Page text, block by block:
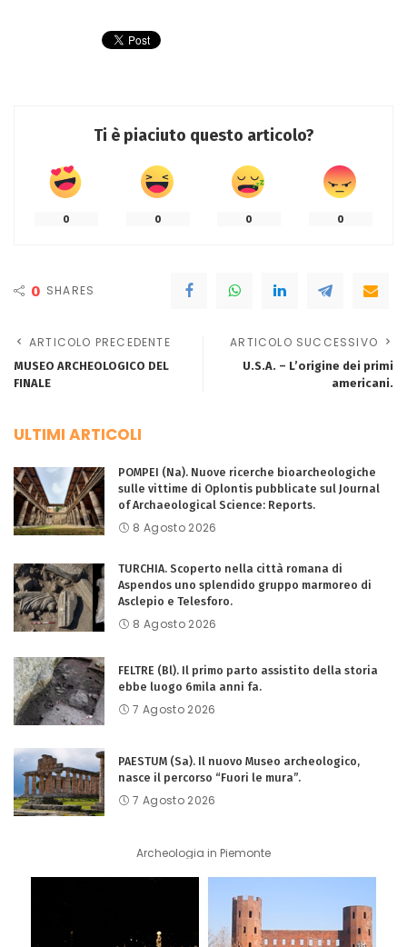
Ti è piaciuto questo articolo?
0 0 0 0
0 SHARES
ARTICOLO PRECEDENTE
MUSEO ARCHEOLOGICO DEL
FINALE
ARTICOLO SUCCESSIVO
U.S.A. – L’origine dei primi
americani.
ULTIMI ARTICOLI
POMPEI (Na). Nuove ricerche bioarcheologiche
sulle vittime di Oplontis pubblicate sul Journal
of Archaeological Science: Reports.
8 Agosto 2026
TURCHIA. Scoperto nella città romana di
Aspendos uno splendido gruppo marmoreo di
Asclepio e Telesforo.
8 Agosto 2026
FELTRE (Bl). Il primo parto assistito della storia
ebbe luogo 6mila anni fa.
7 Agosto 2026
PAESTUM (Sa). Il nuovo Museo archeologico,
nasce il percorso “Fuori le mura”.
7 Agosto 2026
Archeologia in Piemonte